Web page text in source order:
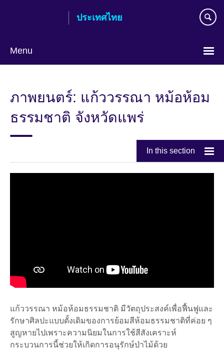
ประเทศไทย
Menu
ภาพยนตร์: แก้ววรรณา หม้อห้อม
ธรรมชาติ จังหวัดแพร่
In this section
แก้ววรรณา หม้อห้อมธรรมชาติ มีวัตถุประสงค์เพื่อฟื้นฟูและ
รักษาศิลปะแบบดั้งเดิมของการย้อมสีห้อมธรรมชาติที่ค่อย ๆ
สูญหายไปเพราะความนิยมในการใช้สีสังเคราะห์
กระบวนการนี้ช่วยให้เกิดการอนุรักษ์ป่าไม้ด้วย